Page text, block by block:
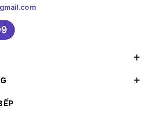
HO-8T72A 538.01.421
lượng, được ủy quyền và hợp